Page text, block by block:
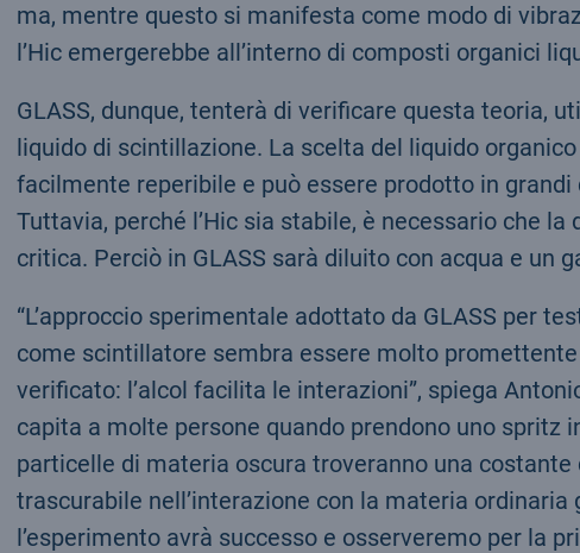
ma, mentre questo si manifesta come modo di
l’Hic emergerebbe all’interno di composti organici
GLASS, dunque, tenterà di verificare questa teoria,
liquido di scintillazione. La scelta del liquido
facilmente reperibile e può essere prodotto in
Tuttavia, perché l’Hic sia stabile, è necessario che
critica. Perciò in GLASS sarà diluito con acqua e un
“L’approccio sperimentale adottato da GLASS per
come scintillatore sembra essere molto
verificato: l’alcol facilita le interazioni”, spiega
capita a molte persone quando prendono uno spritz
particelle di materia oscura troveranno una costante
trascurabile nell’interazione con la materia ordinaria
l’esperimento avrà successo e osserveremo per la